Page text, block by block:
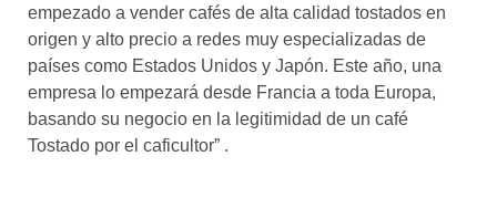
empezado a vender cafés de alta calidad tostados en
origen y alto precio a redes muy especializadas de
países como Estados Unidos y Japón. Este año, una
empresa lo empezará desde Francia a toda Europa,
basando su negocio en la legitimidad de un café
Tostado por el caficultor” .